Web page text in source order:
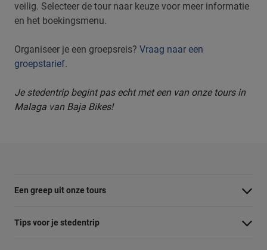
veilig. Selecteer de tour naar keuze voor meer informatie
en het boekingsmenu.
Organiseer je een groepsreis? Vraag naar een
groepstarief.
Je stedentrip begint pas echt met een van onze tours in
Malaga van Baja Bikes!
Een greep uit onze tours
Barcelona Panorama tour
Tips voor je stedentrip